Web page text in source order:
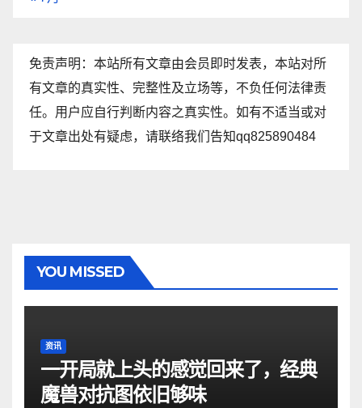
免责声明：本站所有文章由会员即时发表，本站对所
有文章的真实性、完整性及立场等，不负任何法律责
任。用户应自行判断内容之真实性。如有不适当或对
于文章出处有疑虑，请联络我们告知qq825890484
YOU MISSED
资讯
一开局就上头的感觉回来了，经典
魔兽对抗图依旧够味